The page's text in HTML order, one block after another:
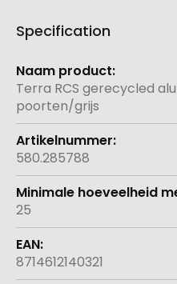
Specification
Meer
informatie
Terra RCS gerecycled
poorten/grijs
580.285788
25
8714612140321